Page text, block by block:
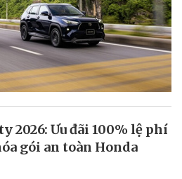
2026: Ưu đãi 100% lệ phí
gói an toàn Honda